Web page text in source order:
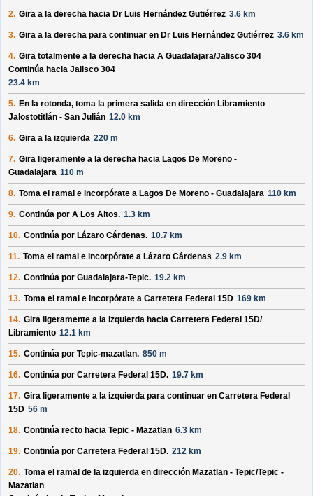
2. Gira a la derecha hacia Dr Luis Hernández Gutiérrez 3.6 km
3. Gira a la derecha para continuar en Dr Luis Hernández Gutiérrez 3.6 km
4. Gira totalmente a la derecha hacia A Guadalajara/Jalisco 304
Continúa hacia Jalisco 304
23.4 km
5. En la rotonda, toma la primera salida en dirección Libramiento
Jalostotitlán - San Julián 12.0 km
6. Gira a la izquierda 220 m
7. Gira ligeramente a la derecha hacia Lagos De Moreno -
Guadalajara 110 m
8. Toma el ramal e incorpórate a Lagos De Moreno - Guadalajara 110 km
9. Continúa por A Los Altos. 1.3 km
10. Continúa por Lázaro Cárdenas. 10.7 km
11. Toma el ramal e incorpórate a Lázaro Cárdenas 2.9 km
12. Continúa por Guadalajara-Tepic. 19.2 km
13. Toma el ramal e incorpórate a Carretera Federal 15D 169 km
14. Gira ligeramente a la izquierda hacia Carretera Federal 15D/
Libramiento 12.1 km
15. Continúa por Tepic-mazatlan. 850 m
16. Continúa por Carretera Federal 15D. 19.7 km
17. Gira ligeramente a la izquierda para continuar en Carretera Federal
15D 56 m
18. Continúa recto hacia Tepic - Mazatlan 6.3 km
19. Continúa por Carretera Federal 15D. 212 km
20. Toma el ramal de la izquierda en dirección Mazatlan - Tepic/Tepic -
Mazatlan